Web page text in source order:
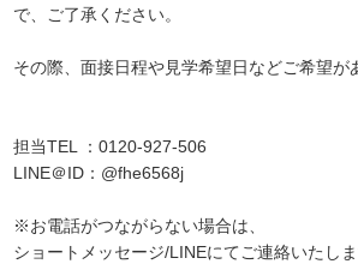
で、ご了承ください。
その際、面接日程や見学希望日などご希望が
担当TEL ：0120-927-506
LINE＠ID：@fhe6568j
※お電話がつながらない場合は、
ショートメッセージ/LINEにてご連絡いたしま